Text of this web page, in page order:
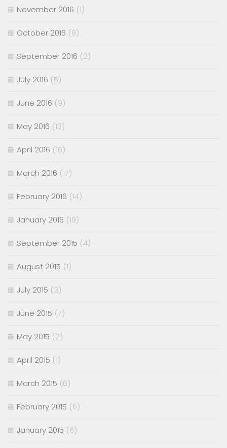
November 2016 (1)
October 2016 (9)
September 2016 (2)
July 2016 (5)
June 2016 (9)
May 2016 (13)
April 2016 (16)
March 2016 (17)
February 2016 (14)
January 2016 (19)
September 2015 (4)
August 2015 (1)
July 2015 (3)
June 2015 (7)
May 2015 (2)
April 2015 (1)
March 2015 (6)
February 2015 (6)
January 2015 (6)